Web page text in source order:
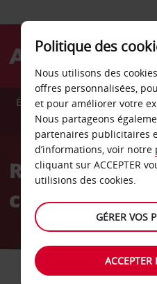
Économisez 10 % toute
Réservez en
confiance
Politique des
Nous utilisons des
offres personnalisées,
et pour améliorer votre
Nous partageons
partenaires publicitaires
d’informations, voir notre
cliquant sur ACCEPTER
utilisions des cookies.
GÉRER VOS
ACCEPTER